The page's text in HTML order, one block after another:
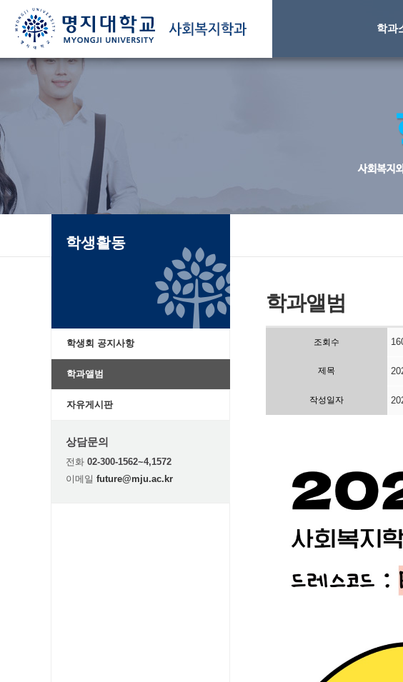
학과
학생활동
학생회 공지사항
학과앨범
자유게시판
상담문의
전화 02-300-1562~4,1572
이메일 future@mju.ac.kr
학과앨범
조회수
제목
작성일자